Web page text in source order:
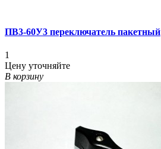
ПВ3-60У3 переключатель пакетный
1
Цену уточняйте
В корзину